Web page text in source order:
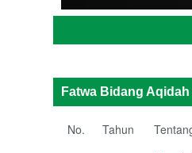
Fatwa Bidang
No. Tahun